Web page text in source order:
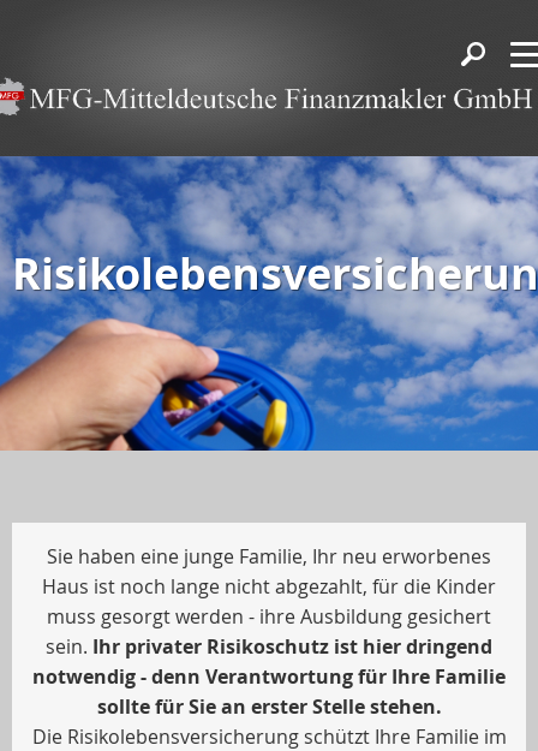
Sie haben eine junge Familie, Ihr neu erworbenes
Haus ist noch lange nicht abgezahlt, für die Kinder
muss gesorgt werden - ihre Ausbildung gesichert
sein. Ihr privater Risikoschutz ist hier dringend
notwendig - denn Verantwortung für Ihre Familie
sollte für Sie an erster Stelle stehen.
Die Risikolebensversicherung schützt Ihre Familie im